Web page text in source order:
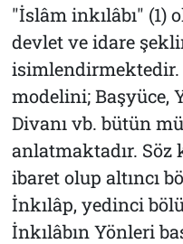
"İslâm inkılâbı" (1)
devlet ve idare
modelini; Başyüce,
Divanı vb. bütün
anlatmaktadır. Söz
ibaret olup altıncı
İnkılâp, yedinci
İnkılâbın Yönleri